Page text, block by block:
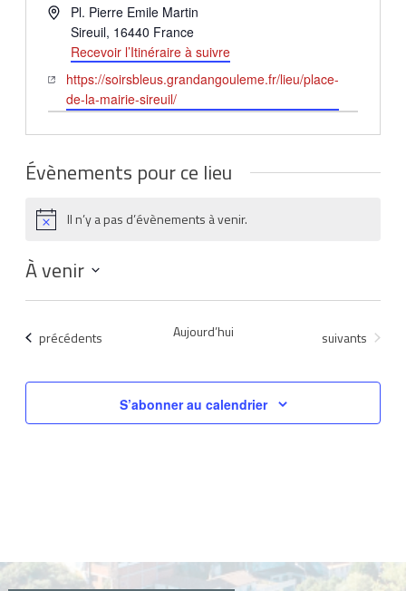
AdressePl. Pierre Emile Martin
Sireuil, 16440 France
Recevoir l’Itinéraire à suivre
Site
web
https://soirsbleus.grandangouleme.fr/lieu/place-
de-la-mairie-sireuil/
Évènements pour ce lieu
NoticeIl n’y a pas d’évènements à venir.
À venir
Sélectionnez
date.Évènements
précédents Aujourd’hui Évènements
suivants
S’abonner au calendrier